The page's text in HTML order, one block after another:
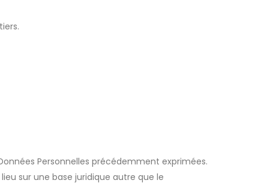
Personnelles précédemment exprimées.
sur une base juridique autre que le